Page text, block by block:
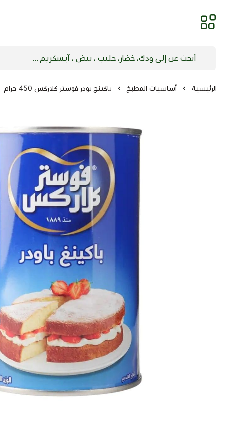
الرئيسية أساسيات المطبخ باكينج بودر فوستر كلاركس 450 جرام